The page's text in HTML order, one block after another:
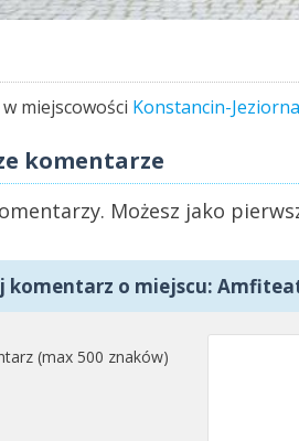
miejscowości Konstancin-Jeziorna
komentarze
Możesz jako
komentarz o miejscu:
(max 500 znaków)